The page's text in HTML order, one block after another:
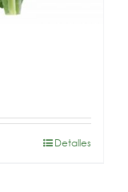
Detalles